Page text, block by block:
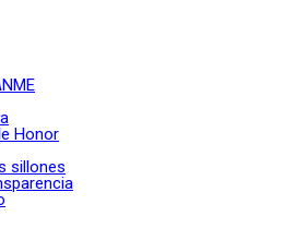
Honor
sillones